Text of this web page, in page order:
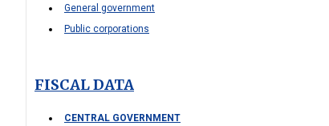
General government
Public corporations
FISCAL DATA
CENTRAL GOVERNMENT